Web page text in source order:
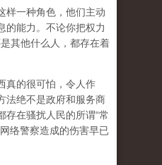
样一种角色，他们主动
的能力。不论你把权力
其他什么人，都存在着
真的很可怕，令人作
法绝不是政府和服务商
存在骚扰人民的所谓“常
络警察造成的伤害早已